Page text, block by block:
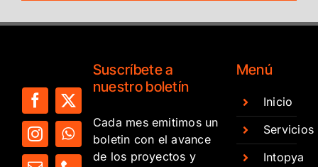
Suscríbete a
nuestro boletín
Cada mes emitimos un
boletin con el avance
de los proyectos y
Menú
Inicio
Servicios
Intopya